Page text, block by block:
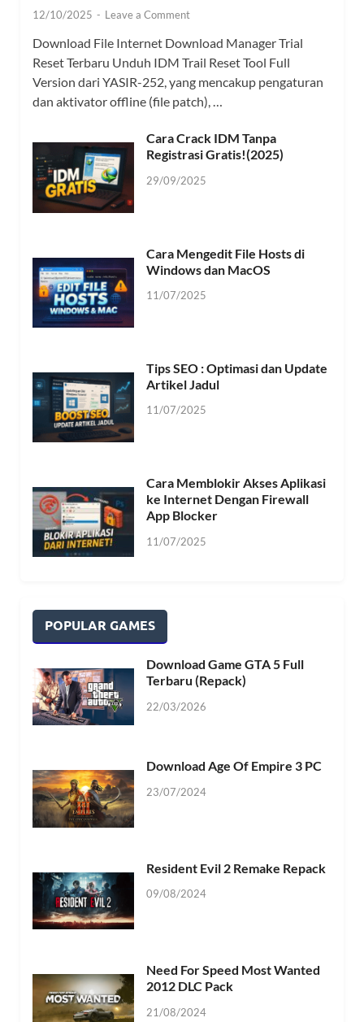
12/10/2025 - Leave a Comment
Download File Internet Download Manager Trial
Reset Terbaru Unduh IDM Trail Reset Tool Full
Version dari YASIR-252, yang mencakup pengaturan
dan aktivator offline (file patch), …
Cara Crack IDM Tanpa
Registrasi Gratis!(2025)
29/09/2025
Cara Mengedit File Hosts di
Windows dan MacOS
11/07/2025
Tips SEO : Optimasi dan Update
Artikel Jadul
11/07/2025
Cara Memblokir Akses Aplikasi
ke Internet Dengan Firewall
App Blocker
11/07/2025
POPULAR GAMES
Download Game GTA 5 Full
Terbaru (Repack)
22/03/2026
Download Age Of Empire 3 PC
23/07/2024
Resident Evil 2 Remake Repack
09/08/2024
Need For Speed Most Wanted
2012 DLC Pack
21/08/2024